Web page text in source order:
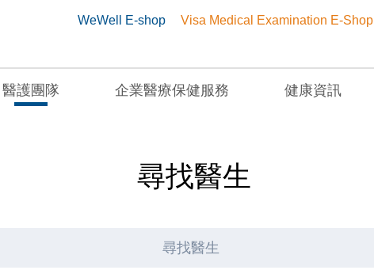
WeWell E-shop Visa Medical Examination E-Shop
醫護團隊 企業醫療保健服務 健康資訊
尋找醫生
尋找醫生